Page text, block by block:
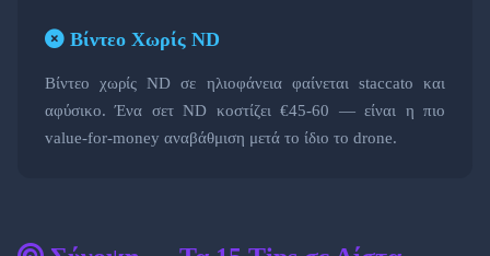
Βίντεο Χωρίς ND
Βίντεο χωρίς ND σε ηλιοφάνεια φαίνεται staccato και
αφύσικο. Ένα σετ ND κοστίζει €45-60 — είναι η πιο
value-for-money αναβάθμιση μετά το ίδιο το drone.